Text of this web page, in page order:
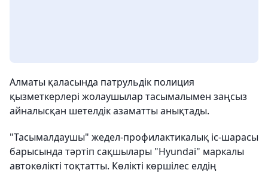
Алматы қаласында патрульдік полиция
қызметкерлері жолаушылар тасымалымен заңсыз
айналысқан шетелдік азаматты анықтады.
"Тасымалдаушы" жедел-профилактикалық іс-шарасы
барысында тәртіп сақшылары "Hyundai" маркалы
автокөлікті тоқтатты. Көлікті көршілес елдің